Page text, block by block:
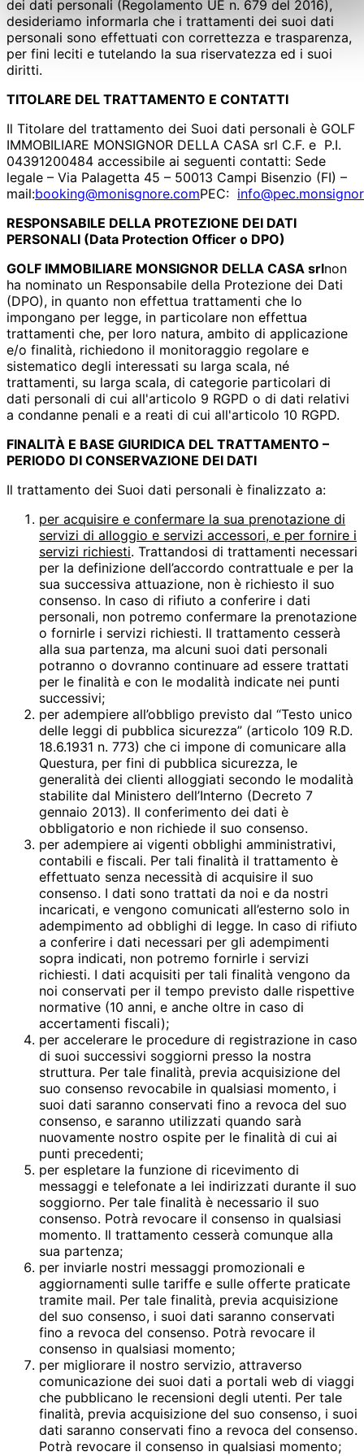
dei dati personali (Regolamento UE n. 679 del 2016),
desideriamo informarla che i trattamenti dei suoi dati
personali sono effettuati con correttezza e trasparenza,
per fini leciti e tutelando la sua riservatezza ed i suoi
diritti.
TITOLARE DEL TRATTAMENTO E CONTATTI
Il Titolare del trattamento dei Suoi dati personali è GOLF
IMMOBILIARE MONSIGNOR DELLA CASA srl C.F. e P.I.
04391200484 accessibile ai seguenti contatti: Sede
legale – Via Palagetta 45 – 50013 Campi Bisenzio (FI) –
mail:booking@monisgnore.comPEC:
RESPONSABILE DELLA PROTEZIONE DEI DATI
PERSONALI (Data Protection Officer o DPO)
GOLF IMMOBILIARE MONSIGNOR DELLA CASA srlnon
ha nominato un Responsabile della Protezione dei Dati
(DPO), in quanto non effettua trattamenti che lo
impongano per legge, in particolare non effettua
trattamenti che, per loro natura, ambito di applicazione
e/o finalità, richiedono il monitoraggio regolare e
sistematico degli interessati su larga scala, né
trattamenti, su larga scala, di categorie particolari di
dati personali di cui all'articolo 9 RGPD o di dati relativi
a condanne penali e a reati di cui all'articolo 10 RGPD.
FINALITÀ E BASE GIURIDICA DEL TRATTAMENTO –
PERIODO DI CONSERVAZIONE DEI DATI
Il trattamento dei Suoi dati personali è finalizzato a:
per acquisire e confermare la sua prenotazione di
servizi di alloggio e servizi accessori, e per fornire i
servizi richiesti. Trattandosi di trattamenti necessari
per la definizione dell’accordo contrattuale e per la
sua successiva attuazione, non è richiesto il suo
consenso. In caso di rifiuto a conferire i dati
personali, non potremo confermare la prenotazione
o fornirle i servizi richiesti. Il trattamento cesserà
alla sua partenza, ma alcuni suoi dati personali
potranno o dovranno continuare ad essere trattati
per le finalità e con le modalità indicate nei punti
successivi;
per adempiere all’obbligo previsto dal “Testo unico
delle leggi di pubblica sicurezza” (articolo 109 R.D.
18.6.1931 n. 773) che ci impone di comunicare alla
Questura, per fini di pubblica sicurezza, le
generalità dei clienti alloggiati secondo le modalità
stabilite dal Ministero dell’Interno (Decreto 7
gennaio 2013). Il conferimento dei dati è
obbligatorio e non richiede il suo consenso.
per adempiere ai vigenti obblighi amministrativi,
contabili e fiscali. Per tali finalità il trattamento è
effettuato senza necessità di acquisire il suo
consenso. I dati sono trattati da noi e da nostri
incaricati, e vengono comunicati all’esterno solo in
adempimento ad obblighi di legge. In caso di rifiuto
a conferire i dati necessari per gli adempimenti
sopra indicati, non potremo fornirle i servizi
richiesti. I dati acquisiti per tali finalità vengono da
noi conservati per il tempo previsto dalle rispettive
normative (10 anni, e anche oltre in caso di
accertamenti fiscali);
per accelerare le procedure di registrazione in caso
di suoi successivi soggiorni presso la nostra
struttura. Per tale finalità, previa acquisizione del
suo consenso revocabile in qualsiasi momento, i
suoi dati saranno conservati fino a revoca del suo
consenso, e saranno utilizzati quando sarà
nuovamente nostro ospite per le finalità di cui ai
punti precedenti;
per espletare la funzione di ricevimento di
messaggi e telefonate a lei indirizzati durante il suo
soggiorno. Per tale finalità è necessario il suo
consenso. Potrà revocare il consenso in qualsiasi
momento. Il trattamento cesserà comunque alla
sua partenza;
per inviarle nostri messaggi promozionali e
aggiornamenti sulle tariffe e sulle offerte praticate
tramite mail. Per tale finalità, previa acquisizione
del suo consenso, i suoi dati saranno conservati
fino a revoca del consenso. Potrà revocare il
consenso in qualsiasi momento;
per migliorare il nostro servizio, attraverso
comunicazione dei suoi dati a portali web di viaggi
che pubblicano le recensioni degli utenti. Per tale
finalità, previa acquisizione del suo consenso, i suoi
dati saranno conservati fino a revoca del consenso.
Potrà revocare il consenso in qualsiasi momento;